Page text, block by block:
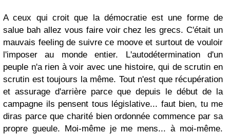
A ceux qui croit que la démocratie est une forme de
salue bah allez vous faire voir chez les grecs. C'était un
mauvais feeling de suivre ce moove et surtout de vouloir
l'imposer au monde entier. L'autodétermination d'un
peuple n'a rien à voir avec une histoire, qui de scrutin en
scrutin est toujours la même. Tout n'est que récupération
et assurage d'arrière parce que depuis le début de la
campagne ils pensent tous législative... faut bien, tu me
diras parce que charité bien ordonnée commence par sa
propre gueule. Moi-même je me mens... à moi-même.